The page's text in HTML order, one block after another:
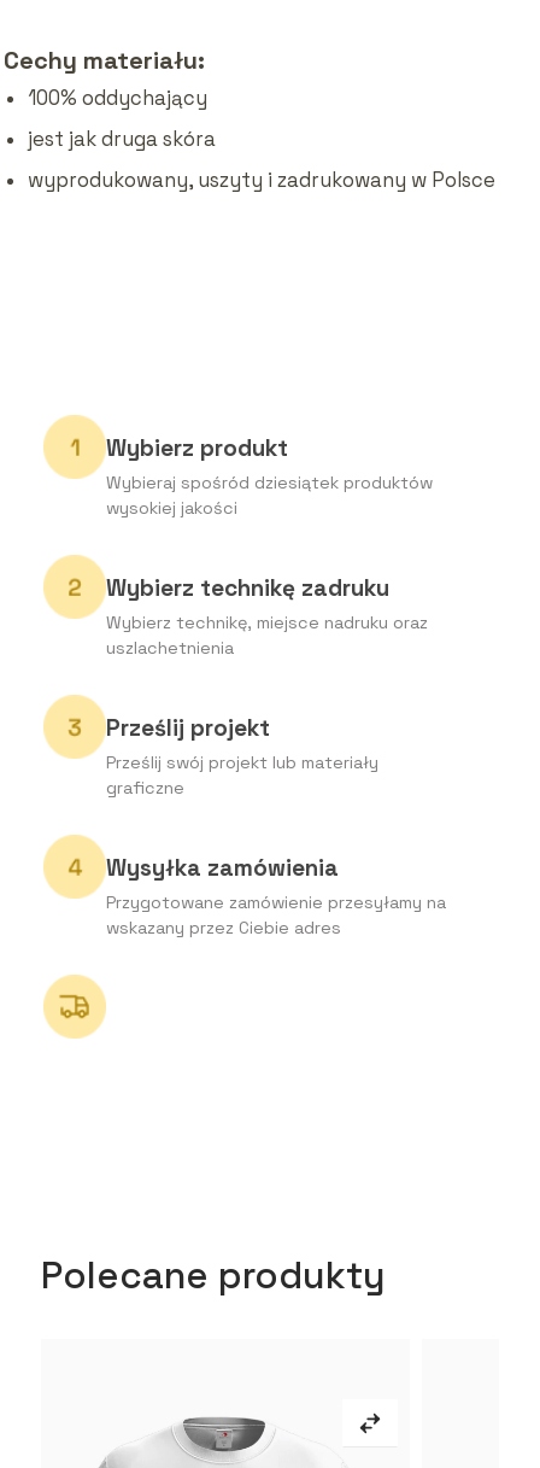
Cechy materiału:
100% oddychający
jest jak druga skóra
wyprodukowany, uszyty i zadrukowany w Polsce
Wybierz produkt
Wybieraj spośród dziesiątek produktów
wysokiej jakości
Wybierz technikę zadruku
Wybierz technikę, miejsce nadruku oraz
uszlachetnienia
Prześlij projekt
Prześlij swój projekt lub materiały
graficzne
Wysyłka zamówienia
Przygotowane zamówienie przesyłamy na
wskazany przez Ciebie adres
Polecane produkty